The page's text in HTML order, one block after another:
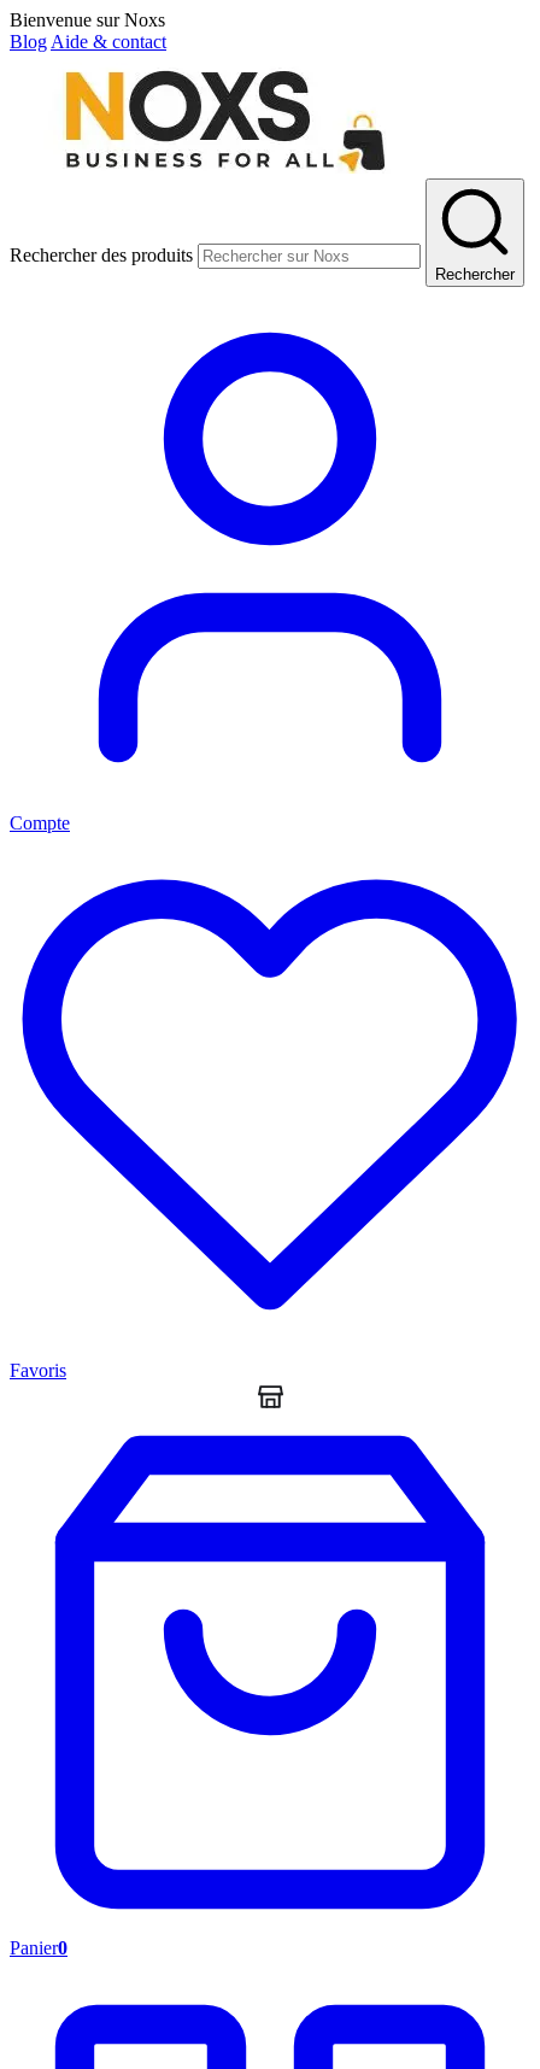
Bienvenue sur Noxs
Blog Aide & contact
Rechercher des produits
Rechercher
Compte
Favoris
Panier0